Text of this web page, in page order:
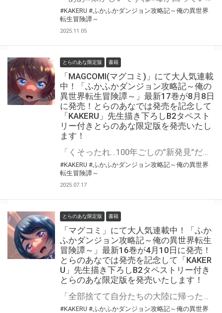
#KAKERU #ふかふかダンジョン攻略記～俺の異世界
転生冒険譚～
2025.11.05
とらのあな限定版 書籍
「MAGCOMI(マグコミ)」にて大人気連載
中！「ふかふかダンジョン攻略記～俺の
異世界転生冒険譚～」最新17巻が8月8日
に発売！とらのあなでは発売を記念して
「KAKERU」先生描き下ろしB2タペスト
リー付きとらのあな限定版を発売いたし
ます！
#KAKERU #ふかふかダンジョン攻略記～俺の異世界
転生冒険譚～
2025.07.17
とらのあな限定版 書籍
「マグコミ」にて大人気連載中！「ふか
ふかダンジョン攻略記～俺の異世界転生
冒険譚～」最新16巻が4月10日に発売！
とらのあなでは発売を記念して「KAKER
U」先生描き下ろしB2タペストリー付き
とらのあな限定版を発売いたします！
#KAKERU #ふかふかダンジョン攻略記～俺の異世界